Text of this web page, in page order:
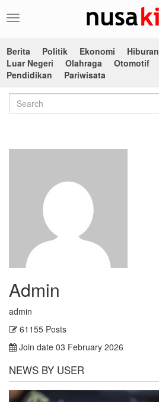
Toggle
Berita
Politik Ekonomi Hiburan
Luar Negeri
Olahraga Otomotif
Pendidikan
Pariwisata
Admin
admin
61155 Posts
Join date 03 February 2026
NEWS BY USER